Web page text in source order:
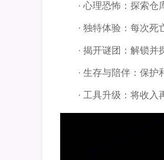
· 心理恐怖：探索仓
· 独特体验：每次死
· 揭开谜团：解锁并
· 生存与陪伴：保护
· 工具升级：将收入